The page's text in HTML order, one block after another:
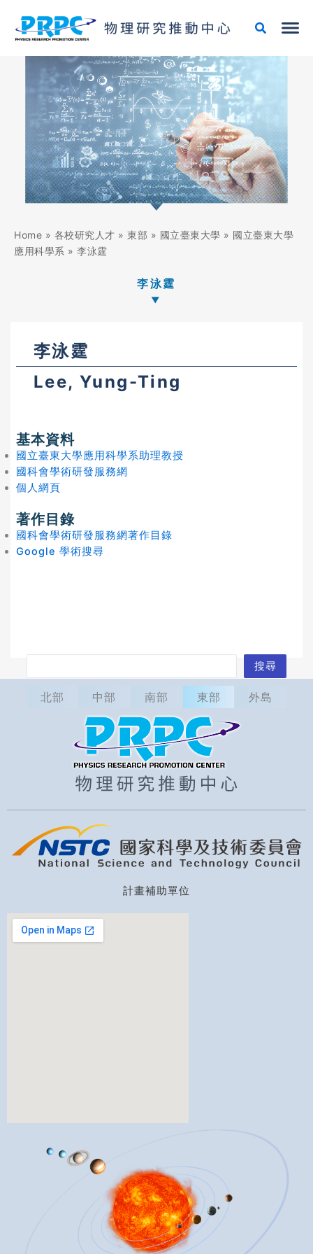
Home » 各校研究人才 » 東部 » 國立臺東大學 » 國立臺東大學
應用科學系 » 李泳霆
李泳霆
李泳霆
Lee, Yung-Ting
基本資料
國立臺東大學應用科學系助理教授
國科會學術研發服務網
個人網頁
著作目錄
國科會學術研發服務網著作目錄
Google 學術搜尋
搜尋
北部 中部 南部 東部 外島
計畫補助單位